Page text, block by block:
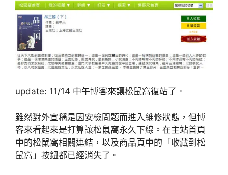
update: 11/14 中午博客來讓松鼠窩復站了。
雖然對外宣稱是因安檢問題而進入維修狀態，但博
客來看起來是打算讓松鼠窩永久下線。在主站首頁
中的松鼠窩相關連結，以及商品頁中的「收藏到松
鼠窩」按鈕都已經消失了。